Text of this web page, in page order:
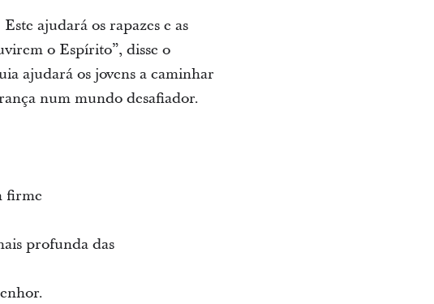
ajudará os rapazes e as
o Espírito”, disse o
ajudará os jovens a caminhar
num mundo desafiador.
firme
profunda das